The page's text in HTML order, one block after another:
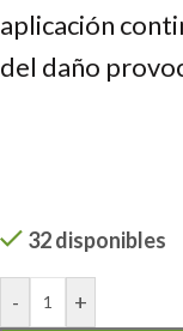
aplicación
del daño
32 disponibles
- +